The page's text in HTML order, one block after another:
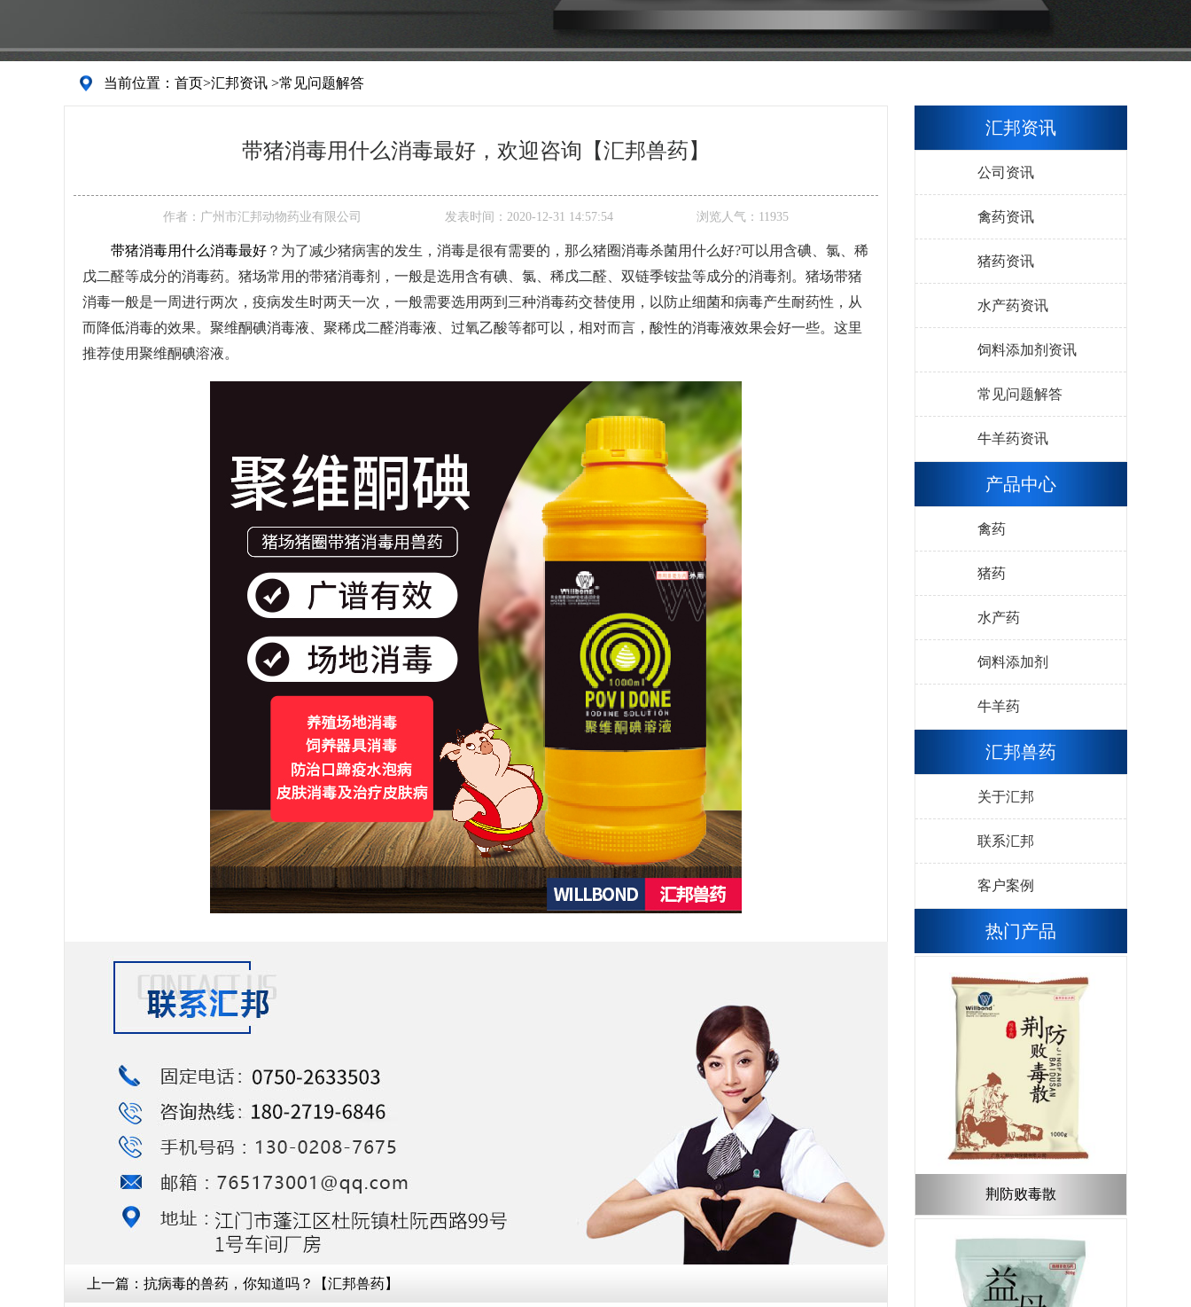
当前位置： 首页>汇邦资讯 >常见问题解答
带猪消毒用什么消毒最好，欢迎咨询【汇邦兽药】
作者： 广州市汇邦动物药业有限公司 发表时间： 2020-12-31 14:57:54 浏览人气： 11935
带猪消毒用什么消毒最好 ？为了减少猪病害的发生，消毒是很有需要的，那么猪圈消毒杀菌用什么好?可以用含碘、氯、稀
戊二醛等成分的消毒药。猪场常用的带猪消毒剂，一般是选用含有碘、氯、稀戊二醛、双链季铵盐等成分的消毒剂。猪场带猪
消毒一般是一周进行两次，疫病发生时两天一次，一般需要选用两到三种消毒药交替使用，以防止细菌和病毒产生耐药性，从
而降低消毒的效果。聚维酮碘消毒液、聚稀戊二醛消毒液、过氧乙酸等都可以，相对而言，酸性的消毒液效果会好一些。这里
推荐使用聚维酮碘溶液。
上一篇： 抗病毒的兽药，你知道吗？【汇邦兽药】
汇邦资讯
公司资讯
禽药资讯
猪药资讯
水产药资讯
饲料添加剂资讯
常见问题解答
牛羊药资讯
产品中心
禽药
猪药
水产药
饲料添加剂
牛羊药
汇邦兽药
关于汇邦
联系汇邦
客户案例
热门产品
荆防败毒散